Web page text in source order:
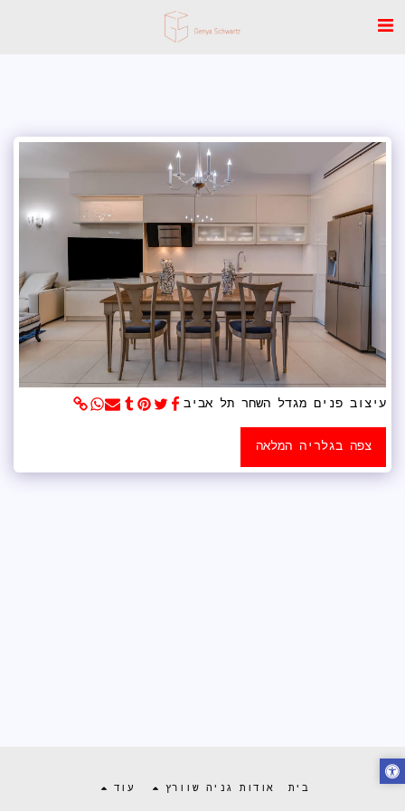
עיצוב פנים מגדל השחר תל אביב
צפה בגלריה המלאה
בית אודות גניה שוורץ עוד